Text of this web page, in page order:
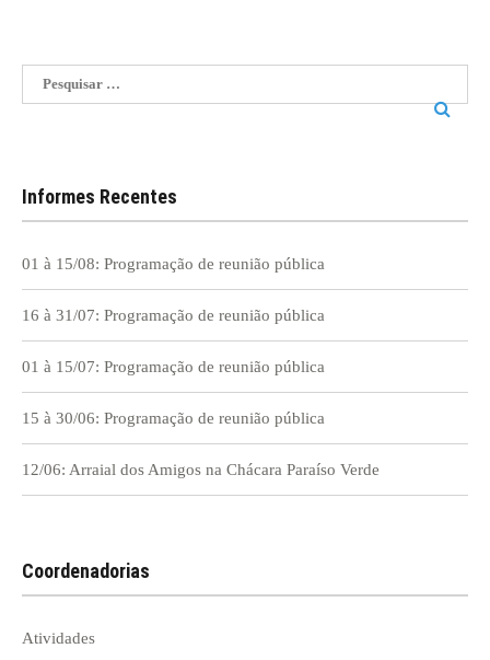
Pesquisar
por:
Informes Recentes
01 à 15/08: Programação de reunião pública
16 à 31/07: Programação de reunião pública
01 à 15/07: Programação de reunião pública
15 à 30/06: Programação de reunião pública
12/06: Arraial dos Amigos na Chácara Paraíso Verde
Coordenadorias
Atividades